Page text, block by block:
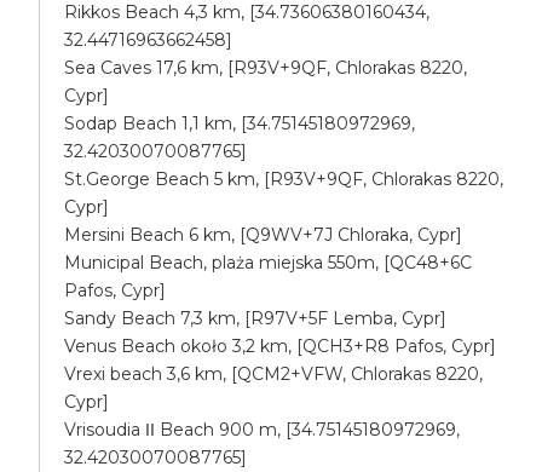
Rikkos Beach 4,3 km, [34.73606380160434,
32.44716963662458]
Sea Caves 17,6 km, [R93V+9QF, Chlorakas 8220,
Cypr]
Sodap Beach 1,1 km, [34.75145180972969,
32.42030070087765]
St.George Beach 5 km, [R93V+9QF, Chlorakas 8220,
Cypr]
Mersini Beach 6 km, [Q9WV+7J Chloraka, Cypr]
Municipal Beach, plaża miejska 550m, [QC48+6C
Pafos, Cypr]
Sandy Beach 7,3 km, [R97V+5F Lemba, Cypr]
Venus Beach około 3,2 km, [QCH3+R8 Pafos, Cypr]
Vrexi beach 3,6 km, [QCM2+VFW, Chlorakas 8220,
Cypr]
Vrisoudia ΙΙ Beach 900 m, [34.75145180972969,
32.42030070087765]